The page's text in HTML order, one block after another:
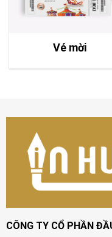
Vé mời
CÔNG TY CỔ PHẦN